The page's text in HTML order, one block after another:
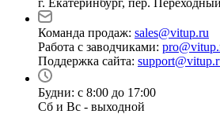
Команда продаж: sales@vitup.ru
Работа с заводчиками:
Поддержка сайта:
Будни: с 8:00 до 17:00
Сб и Вс - выходной